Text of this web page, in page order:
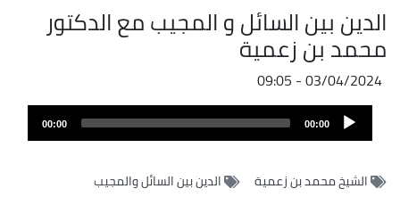
الدين بين السائل و المجيب مع الدكتور
محمد بن زعمية
03/04/2024 - 09:05
Audio
Player
00:00
00:00
الشيخ محمد بن زعمية الدين بين السائل والمجيب